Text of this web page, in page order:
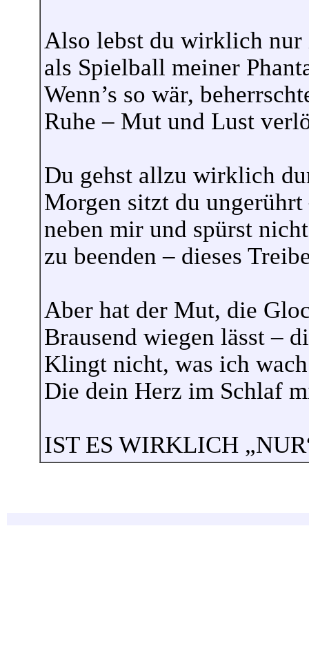
Also lebst du wirklich nur
als Spielball meiner
Wenn’s so wär,
Ruhe – Mut und Lust
Du gehst allzu wirklich
Morgen sitzt du ungerührt
neben mir und spürst
zu beenden – dieses
Aber hat der Mut, die
Brausend wiegen lässt –
Klingt nicht, was ich
Die dein Herz im Schlaf
IST ES WIRKLICH